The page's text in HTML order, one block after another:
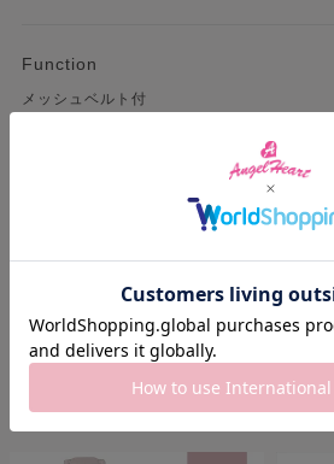
Function
メッシュベルト付
RECOMMEND